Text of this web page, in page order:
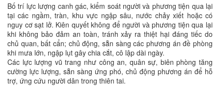
Bố trí lực lượng canh gác, kiểm soát người và phương tiện qua lại
tại các ngầm, tràn, khu vực ngập sâu, nước chảy xiết hoặc có
nguy cơ sạt lở. Kiên quyết không để người và phương tiện qua lại
khi không bảo đảm an toàn, tránh xảy ra thiệt hại đáng tiếc do
chủ quan, bất cẩn; chủ động, sẵn sàng các phương án đề phòng
khi mưa lớn, ngập lụt gây chia cắt, cô lập dài ngày.
Các lực lượng vũ trang như công an, quân sự, biên phòng tăng
cường lực lượng, sẵn sàng ứng phó, chủ động phương án để hỗ
trợ, ứng cứu người dân trong thiên tai.